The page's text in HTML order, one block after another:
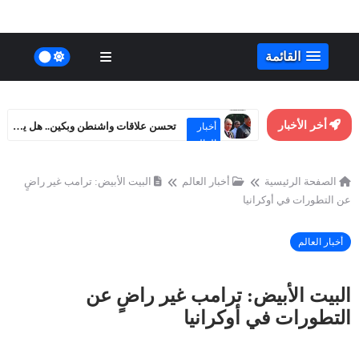
أخبار العراق
iQ NEWS وكالة
20 سبتمبر 2025
القائمة
أخر الأخبار
أخبار
العالم
تحسن علاقات واشنطن وبكين.. هل يهدد مصالح روسيا الاستراتيجية؟
الصفحة الرئيسية أخبار العالم
البيت الأبيض: ترامب غير راضٍ
عن التطورات في أوكرانيا
أخبار العالم
البيت الأبيض: ترامب غير راضٍ عن
التطورات في أوكرانيا